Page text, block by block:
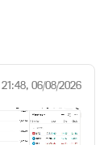
21:48, 06/08/2026